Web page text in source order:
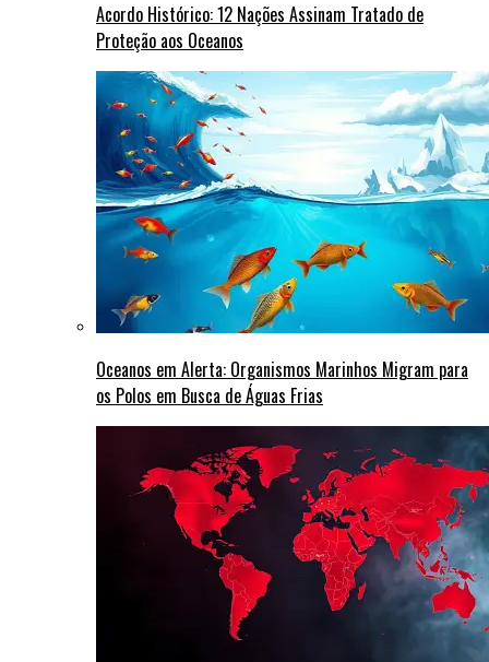
Acordo Histórico: 12 Nações Assinam Tratado de
Proteção aos Oceanos
Oceanos em Alerta: Organismos Marinhos Migram para
os Polos em Busca de Águas Frias